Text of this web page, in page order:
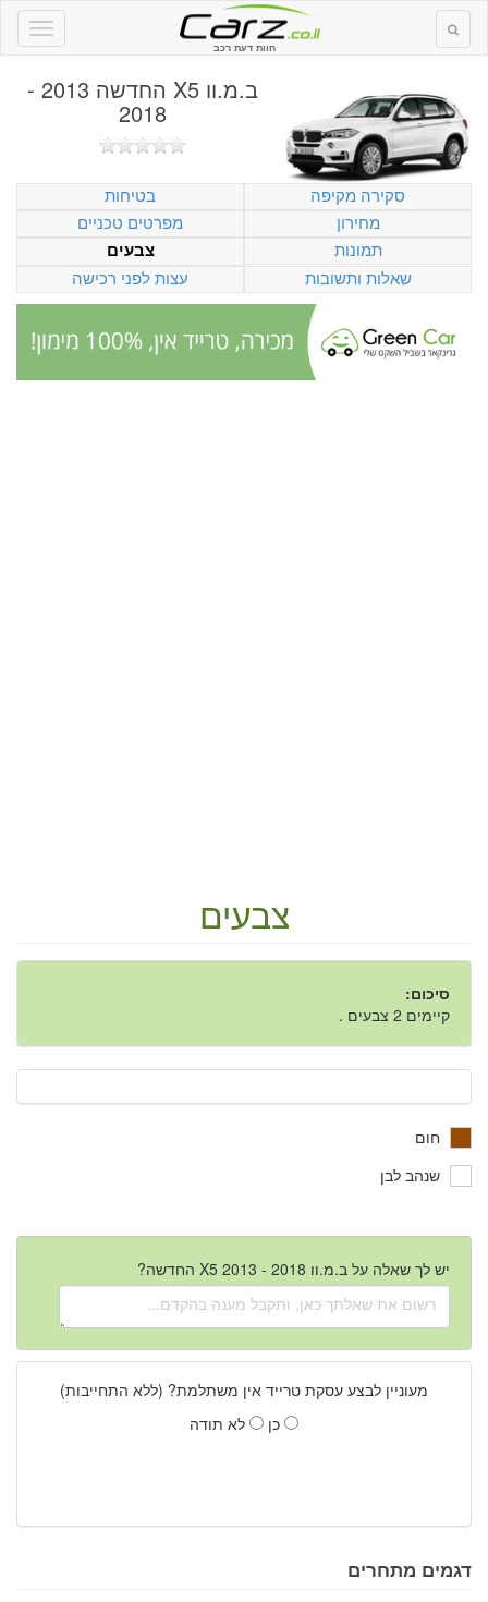
חוות דעת רכב
ב.מ.וו X5 החדשה 2013 -
2018
סקירה מקיפה
בטיחות
מחירון
מפרטים טכניים
תמונות
צבעים
שאלות ותשובות
עצות לפני רכישה
צבעים
סיכום:
קיימים 2 צבעים .
חום
שנהב לבן
יש לך שאלה על ב.מ.וו X5 2013 - 2018 החדשה?
מעוניין לבצע עסקת טרייד אין משתלמת? (ללא התחייבות)
כן
לא תודה
דגמים מתחרים